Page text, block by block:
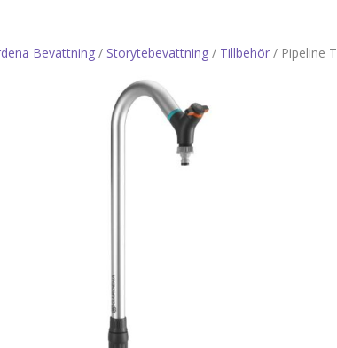
Bevattning/ Storytebevattning/ Tillbehör/ Pipeline